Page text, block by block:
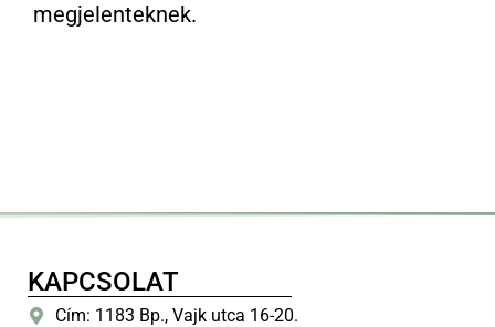
megjelenteknek.
KAPCSOLAT
Cím: 1183 Bp., Vajk utca 16-20.